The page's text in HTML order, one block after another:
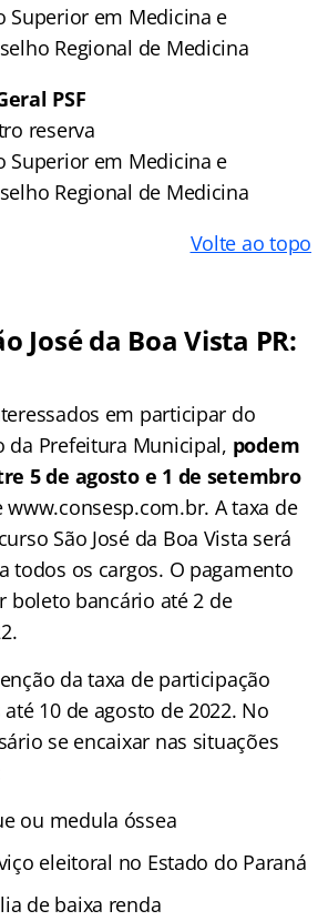
Superior em Medicina e
Regional de Medicina
PSF
reserva
Superior em Medicina e
Regional de Medicina
Volte ao topo
José da Boa Vista PR:
em participar do
da Prefeitura Municipal, podem
5 de agosto e 1 de setembro
www.consesp.com.br. A taxa de
São José da Boa Vista será
todos os cargos. O pagamento
boleto bancário até 2 de
da taxa de participação
10 de agosto de 2022. No
se encaixar nas situações
ou medula óssea
eleitoral no Estado do Paraná
de baixa renda